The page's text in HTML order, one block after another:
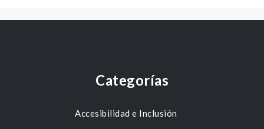
Categorías
Accesibilidad e Inclusión